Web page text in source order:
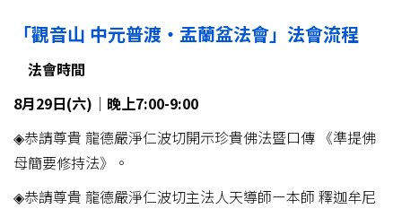
「觀音山 中元普渡 ‧ 盂蘭盆法會」法會流程
法會時間
8月29日(六) │晚上7:00-9:00
◈恭請尊貴 龍德嚴淨仁波切開示珍貴佛法暨口傳 《準提佛
母簡要修持法》。
◈恭請尊貴 龍德嚴淨仁波切主法人天導師ー本師 釋迦牟尼